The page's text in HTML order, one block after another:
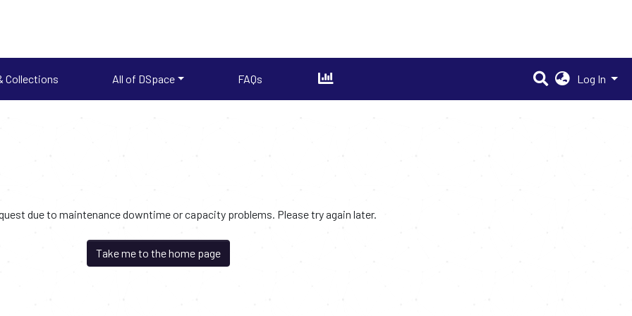
Collections All of DSpace FAQs Log In
due to maintenance downtime or capacity problems. Please try again later.
Take me to the home page